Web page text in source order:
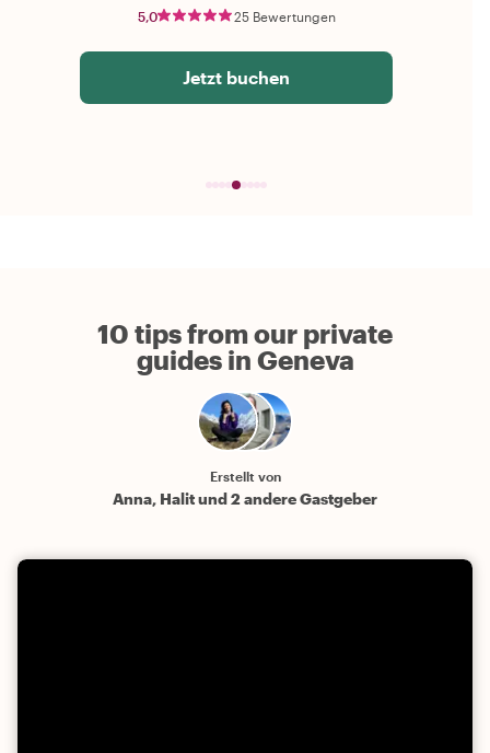
5,0 25 Bewertungen
Jetzt buchen
10 tips from our private
guides in Geneva
Erstellt von
Anna, Halit und 2 andere Gastgeber